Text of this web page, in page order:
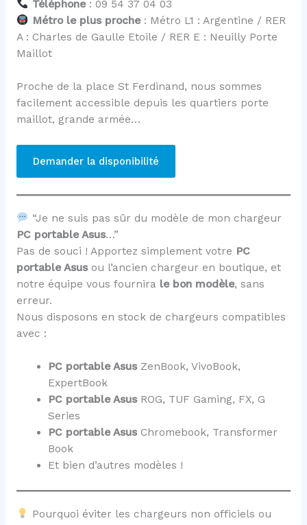
Téléphone: 09 54 37 04 03
Métro le plus proche: Métro L1 : Argentine / RER
A : Charles de Gaulle Etoile / RER E : Neuilly Porte
Maillot
Proche de la place St Ferdinand, nous sommes
facilement accessible depuis les quartiers porte
maillot, grande armée…
Demander la disponibilité
“Je ne suis pas sûr du modèle de mon chargeur
PC portable Asus…”
Pas de souci ! Apportez simplement votre PC
portable Asus ou l’ancien chargeur en boutique, et
notre équipe vous fournira le bon modèle, sans
erreur.
Nous disposons en stock de chargeurs compatibles
avec :
PC portable Asus ZenBook, VivoBook,
ExpertBook
PC portable Asus ROG, TUF Gaming, FX, G
Series
PC portable Asus Chromebook, Transformer
Book
Et bien d’autres modèles !
Pourquoi éviter les chargeurs non officiels ou